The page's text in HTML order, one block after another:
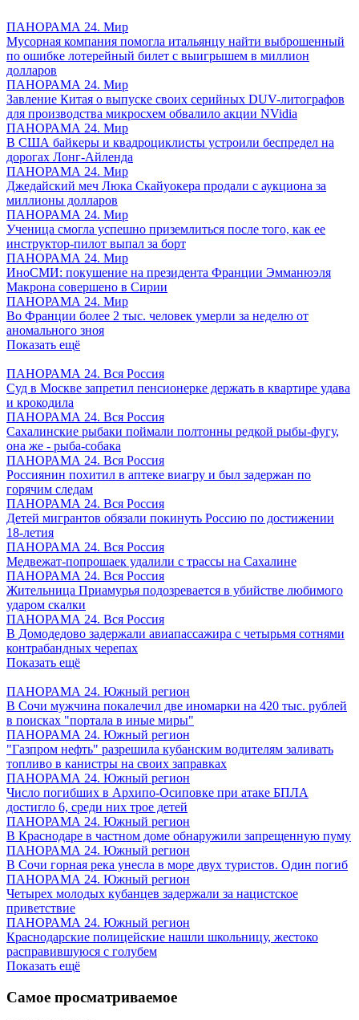
ПАНОРАМА 24. Мир
Мусорная компания помогла итальянцу найти выброшенный
по ошибке лотерейный билет с выигрышем в миллион
долларов
ПАНОРАМА 24. Мир
Завление Китая о выпуске своих серийных DUV-литографов
для производства микросхем обвалило акции NVidia
ПАНОРАМА 24. Мир
В США байкеры и квадроциклисты устроили беспредел на
дорогах Лонг-Айленда
ПАНОРАМА 24. Мир
Джедайский меч Люка Скайуокера продали с аукциона за
миллионы долларов
ПАНОРАМА 24. Мир
Ученица смогла успешно приземлиться после того, как ее
инструктор-пилот выпал за борт
ПАНОРАМА 24. Мир
ИноСМИ: покушение на президента Франции Эмманюэля
Макрона совершено в Сирии
ПАНОРАМА 24. Мир
Во Франции более 2 тыс. человек умерли за неделю от
аномального зноя
Показать ещё
ПАНОРАМА 24. Вся Россия
Суд в Москве запретил пенсионерке держать в квартире удава
и крокодила
ПАНОРАМА 24. Вся Россия
Сахалинские рыбаки поймали полтонны редкой рыбы-фугу,
она же - рыба-собака
ПАНОРАМА 24. Вся Россия
Россиянин похитил в аптеке виагру и был задержан по
горячим следам
ПАНОРАМА 24. Вся Россия
Детей мигрантов обязали покинуть Россию по достижении
18-летия
ПАНОРАМА 24. Вся Россия
Медвежат-попрошаек удалили с трассы на Сахалине
ПАНОРАМА 24. Вся Россия
Жительница Приамурья подозревается в убийстве любимого
ударом скалки
ПАНОРАМА 24. Вся Россия
В Домодедово задержали авиапассажира с четырьмя сотнями
контрабандных черепах
Показать ещё
ПАНОРАМА 24. Южный регион
В Сочи мужчина покалечил две иномарки на 420 тыс. рублей
в поисках "портала в иные миры"
ПАНОРАМА 24. Южный регион
"Газпром нефть" разрешила кубанским водителям заливать
топливо в канистры на своих заправках
ПАНОРАМА 24. Южный регион
Число погибших в Архипо-Осиповке при атаке БПЛА
достигло 6, среди них трое детей
ПАНОРАМА 24. Южный регион
В Краснодаре в частном доме обнаружили запрещенную пуму
ПАНОРАМА 24. Южный регион
В Сочи горная река унесла в море двух туристов. Один погиб
ПАНОРАМА 24. Южный регион
Четырех молодых кубанцев задержали за нацистское
приветствие
ПАНОРАМА 24. Южный регион
Краснодарские полицейские нашли школьницу, жестоко
расправившуюся с голубем
Показать ещё
Самое просматриваемое